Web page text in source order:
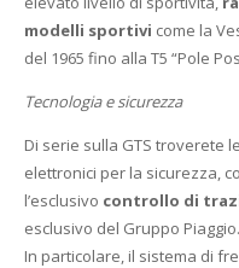
modelli sportivi come la
del 1965 fino alla T5 “Pole
Tecnologia e sicurezza
Di serie sulla GTS troverete
elettronici per la sicurezza,
l’esclusivo controllo di
esclusivo del Gruppo Piaggio.
In particolare, il sistema di